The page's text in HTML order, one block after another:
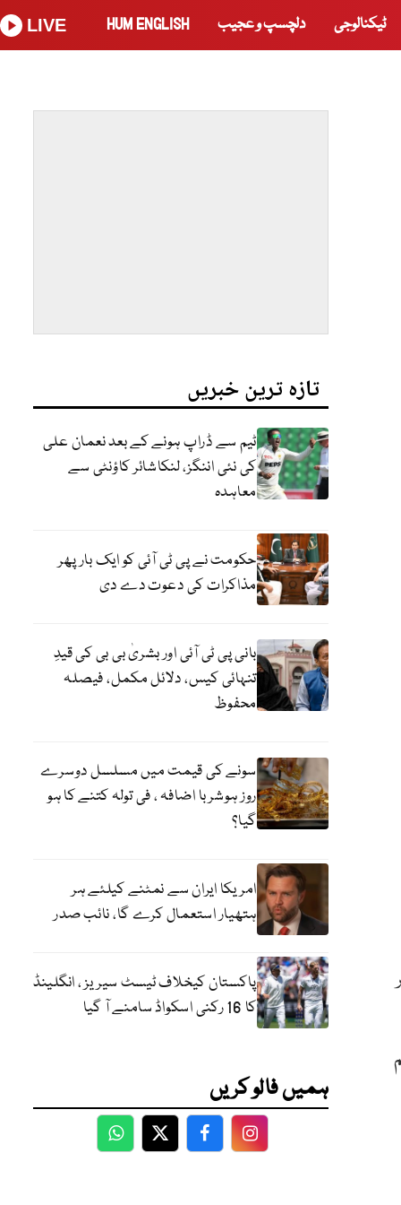
ٹیکنالوجی دلچسپ و عجیب HUM ENGLISH
LIVE
تازہ ترین خبریں
ٹیم سے ڈراپ ہونے کے بعد نعمان علی
کی نئی اننگز، لنکاشائر کاؤنٹی سے
معاہدہ
حکومت نے پی ٹی آئی کو ایک بارپھر
مذاکرات کی دعوت دے دی
بانی پی ٹی آئی اور بشریٰ بی بی کی قیدِ
تنہائی کیس، دلائل مکمل، فیصلہ
محفوظ
سونے کی قیمت میں مسلسل دوسرے
روز ہوشربا اضافہ ، فی تولہ کتنے کا ہو
گیا؟
امریکا ایران سے نمٹنے کیلئے ہر
ہتھیار استعمال کرے گا، نائب صدر
پاکستان کیخلاف ٹیسٹ سیریز ، انگلینڈ
کا 16 رکنی اسکواڈ سامنے آ گیا
ہمیں فالو کریں
WhatsApp
TwitterFacebookFacebook